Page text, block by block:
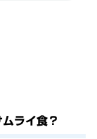
ライ食？